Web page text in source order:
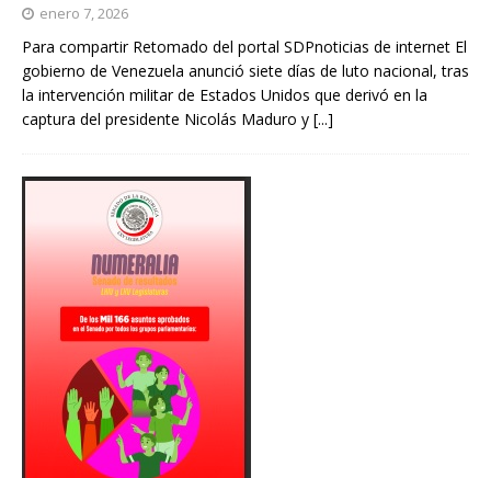
enero 7, 2026
Para compartir Retomado del portal SDPnoticias de internet El
gobierno de Venezuela anunció siete días de luto nacional, tras
la intervención militar de Estados Unidos que derivó en la
captura del presidente Nicolás Maduro y [...]